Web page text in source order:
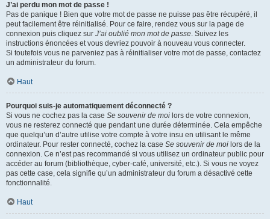
J’ai perdu mon mot de passe !
Pas de panique ! Bien que votre mot de passe ne puisse pas être récupéré, il
peut facilement être réinitialisé. Pour ce faire, rendez vous sur la page de
connexion puis cliquez sur J’ai oublié mon mot de passe. Suivez les
instructions énoncées et vous devriez pouvoir à nouveau vous connecter.
Si toutefois vous ne parveniez pas à réinitialiser votre mot de passe, contactez
un administrateur du forum.
Haut
Pourquoi suis-je automatiquement déconnecté ?
Si vous ne cochez pas la case Se souvenir de moi lors de votre connexion,
vous ne resterez connecté que pendant une durée déterminée. Cela empêche
que quelqu’un d’autre utilise votre compte à votre insu en utilisant le même
ordinateur. Pour rester connecté, cochez la case Se souvenir de moi lors de la
connexion. Ce n’est pas recommandé si vous utilisez un ordinateur public pour
accéder au forum (bibliothèque, cyber-café, université, etc.). Si vous ne voyez
pas cette case, cela signifie qu’un administrateur du forum a désactivé cette
fonctionnalité.
Haut